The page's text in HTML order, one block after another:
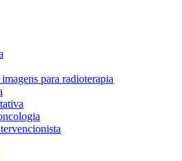
para radioterapia